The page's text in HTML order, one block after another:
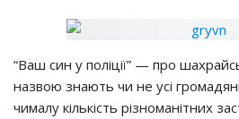
“Ваш син у поліції” — про
назвою знають чи не усі
чималу кількість різноманітних